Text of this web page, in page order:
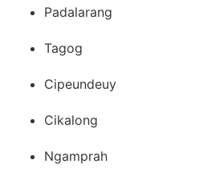
Padalarang
Tagog
Cipeundeuy
Cikalong
Ngamprah